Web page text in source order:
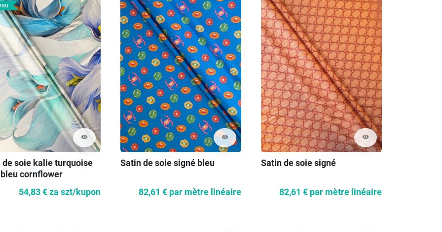
visibility
de soie kalie turquoise
cornflower
54,83 €za szt/kupon
visibility
Satin de soie signé bleu
82,61 € par mètre linéaire
visibility
Satin de soie signé
82,61 € par mètre linéaire